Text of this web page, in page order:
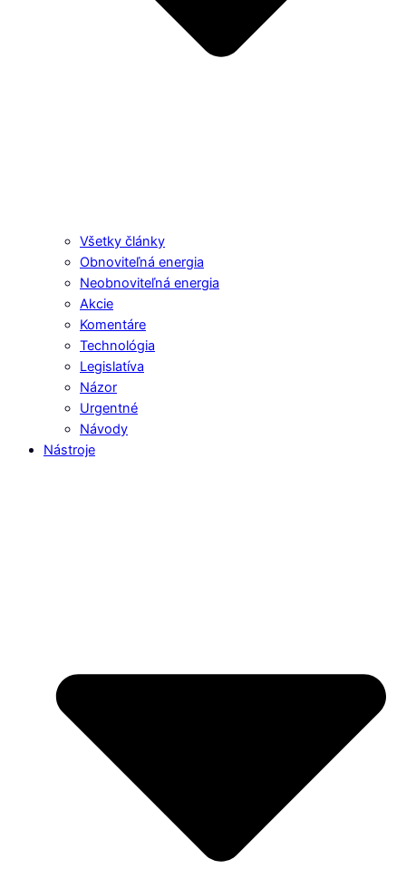
Všetky články
Obnoviteľná energia
Neobnoviteľná energia
Akcie
Komentáre
Technológia
Legislatíva
Názor
Urgentné
Návody
Nástroje